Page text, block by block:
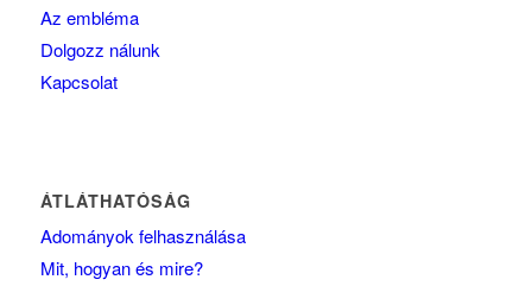
Az embléma
Dolgozz nálunk
Kapcsolat
ÁTLÁTHATÓSÁG
Adományok felhasználása
Mit, hogyan és mire?